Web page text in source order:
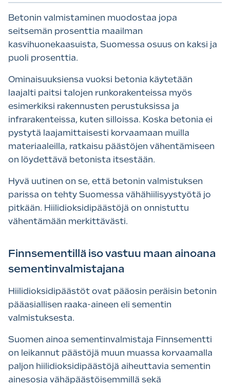
Betonin valmistaminen muodostaa jopa
seitsemän prosenttia maailman
kasvihuonekaasuista, Suomessa osuus on kaksi ja
puoli prosenttia.
Ominaisuuksiensa vuoksi betonia käytetään
laajalti paitsi talojen runkorakenteissa myös
esimerkiksi rakennusten perustuksissa ja
infrarakenteissa, kuten silloissa. Koska betonia ei
pystytä laajamittaisesti korvaamaan muilla
materiaaleilla, ratkaisu päästöjen vähentämiseen
on löydettävä betonista itsestään.
Hyvä uutinen on se, että betonin valmistuksen
parissa on tehty Suomessa vähähiilisyystyötä jo
pitkään. Hiilidioksidipäästöjä on onnistuttu
vähentämään merkittävästi.
Finnsementillä iso vastuu maan ainoana
sementinvalmistajana
Hiilidioksidipäästöt ovat pääosin peräisin betonin
pääasiallisen raaka-aineen eli sementin
valmistuksesta.
Suomen ainoa sementinvalmistaja Finnsementti
on leikannut päästöjä muun muassa korvaamalla
paljon hiilidioksidipäästöjä aiheuttavia sementin
ainesosia vähäpäästöisemmillä sekä